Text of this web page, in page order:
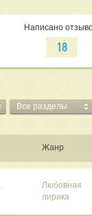
Написано
18
Все разделы
Жанр
Любовная
лирика